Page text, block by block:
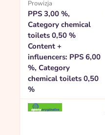
Prowizja
PPS 3,00 %,
Category chemical
toilets 0,50 %
Content +
influencers: PPS 6,00
%, Category
chemical toilets 0,50
%